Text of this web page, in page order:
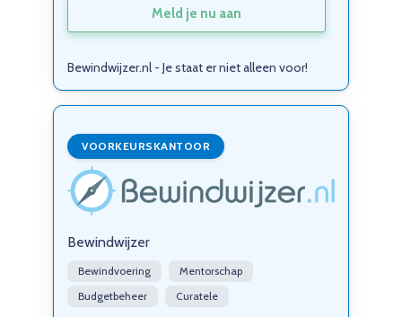
Meld je nu aan
Bewindwijzer.nl - Je staat er niet alleen voor!
VOORKEURSKANTOOR
Bewindwijzer
Bewindvoering
Mentorschap
Budgetbeheer
Curatele